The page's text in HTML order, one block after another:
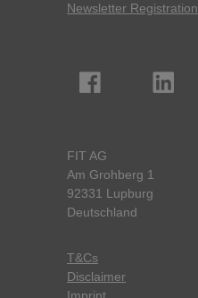
Newsletter Registration
FIT AG
Am Grohberg 1
92331 Lupburg
Deutschland
T&Cs
Disclaimer